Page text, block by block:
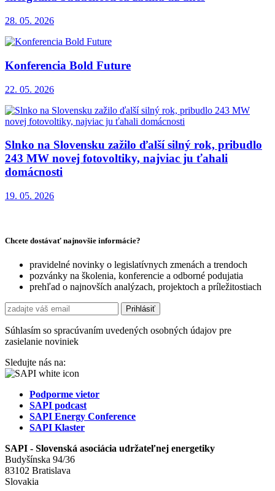
28. 05. 2026
Konferencia Bold Future
22. 05. 2026
Slnko na Slovensku zažilo ďalší silný rok, pribudlo
243 MW novej fotovoltiky, najviac ju ťahali
domácnosti
19. 05. 2026
Chcete dostávať najnovšie informácie?
pravidelné novinky o legislatívnych zmenách a trendoch
pozvánky na školenia, konferencie a odborné podujatia
prehľad o najnovších analýzach, projektoch a príležitostiach
Súhlasím so spracúvaním uvedených osobných údajov pre
zasielanie noviniek
Sledujte nás na:
Podporme vietor
SAPI podcast
SAPI Energy Conference
SAPI Klaster
SAPI - Slovenská asociácia udržateľnej energetiky
Budyšínska 94/36
83102 Bratislava
Slovakia